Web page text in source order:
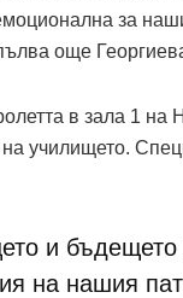
за
още
в зала 1
училището.
и
на нашия